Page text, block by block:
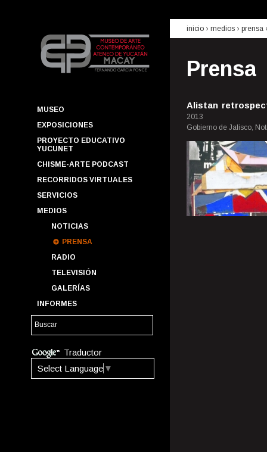
MUSEO
EXPOSICIONES
PROYECTO EDUCATIVO
YUCUNET
CHISME-ARTE PODCAST
RECORRIDOS VIRTUALES
SERVICIOS
MEDIOS
NOTICIAS
PRENSA
RADIO
TELEVISIÓN
GALERÍAS
INFORMES
Traductor
Select Language ▼
inicio › medios › prensa
Prensa
Alistan
2013
Gobierno de Jalisco,